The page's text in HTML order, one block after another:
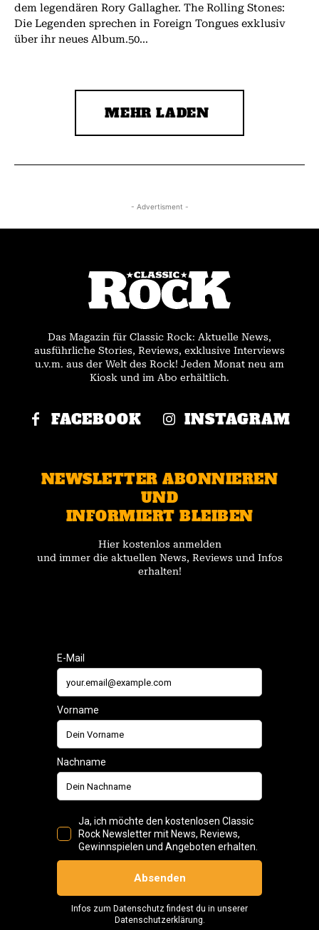
dem legendären Rory Gallagher. The Rolling Stones:
Die Legenden sprechen in Foreign Tongues exklusiv
über ihr neues Album.50...
MEHR LADEN
- Advertisment -
Das Magazin für Classic Rock: Aktuelle News,
ausführliche Stories, Reviews, exklusive Interviews
u.v.m. aus der Welt des Rock! Jeden Monat neu am
Kiosk und im Abo erhältlich.
FACEBOOK INSTAGRAM
NEWSLETTER ABONNIEREN
UND
INFORMIERT BLEIBEN
Hier kostenlos anmelden
und immer die aktuellen News, Reviews und Infos
erhalten!